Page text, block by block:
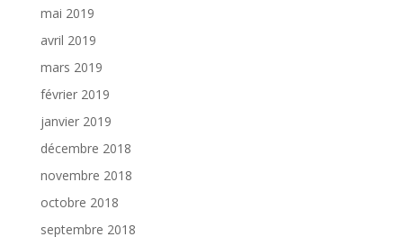
mai 2019
avril 2019
mars 2019
février 2019
janvier 2019
décembre 2018
novembre 2018
octobre 2018
septembre 2018